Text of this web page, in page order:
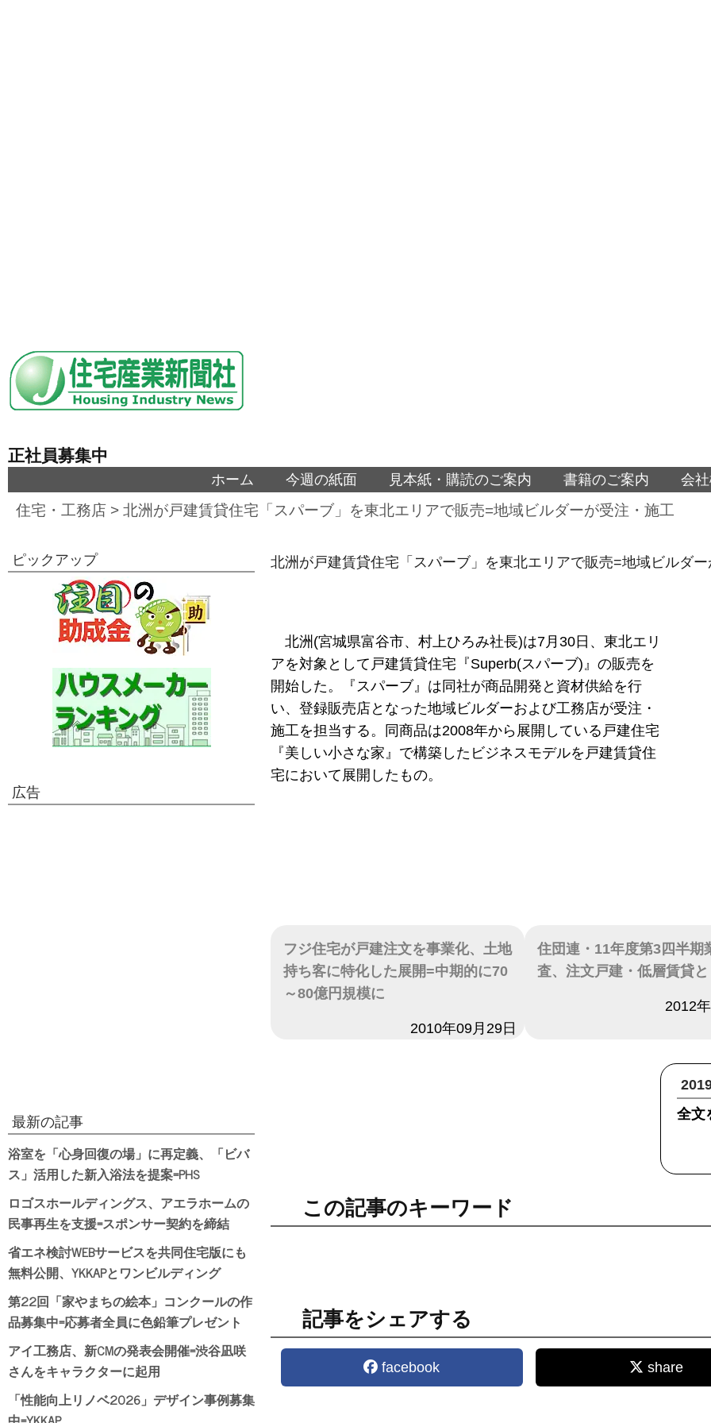
正社員募集中
ホーム 今週の紙面 見本紙・購読のご案内 書籍のご案内 会
住宅・工務店 > 北洲が戸建賃貸住宅「スパーブ」を東北エリアで販売=地域ビルダーが受注・施工
北洲が戸建賃貸住宅「スパーブ」を東北エリアで販売=地域ビルダ
北洲(宮城県富谷市、村上ひろみ社長)は7月30日、東北エリ
アを対象として戸建賃貸住宅『Superb(スパーブ)』の販売を
開始した。『スパーブ』は同社が商品開発と資材供給を行
い、登録販売店となった地域ビルダーおよび工務店が受注・
施工を担当する。同商品は2008年から展開している戸建住宅
『美しい小さな家』で構築したビジネスモデルを戸建賃貸住
宅において展開したもの。
フジ住宅が戸建注文を事業化、土地
持ち客に特化した展開=中期的に70
～80億円規模に
2010年09月29日
住団連・11年度第3四半期
査、注文戸建・低層賃貸
2012
全文
この記事のキーワード
記事をシェアする
facebook share
ピックアップ
広告
最新の記事
浴室を「心身回復の場」に再定義、「ビバ
ス」活用した新入浴法を提案=PHS
ロゴスホールディングス、アエラホームの
民事再生を支援=スポンサー契約を締結
省エネ検討WEBサービスを共同住宅版にも
無料公開、YKKAPとワンビルディング
第22回「家やまちの絵本」コンクールの作
品募集中=応募者全員に色鉛筆プレゼント
アイ工務店、新CMの発表会開催=渋谷凪咲
さんをキャラクターに起用
「性能向上リノベ2026」デザイン事例募集